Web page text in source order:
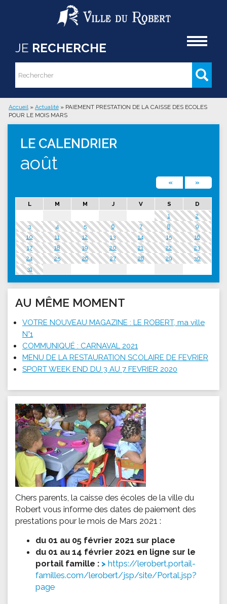
Aller au contenu principal
JE RECHERCHE
Formulaire de recherche
Rechercher
Vous êtes ici
Accueil » Actualité » PAIEMENT PRESTATION DE LA CAISSE DES ECOLES
POUR LE MOIS MARS
LE CALENDRIER
août
« »
L M M J V S
D
1
2
3
4 5 6 7 8
9
10
11 12 13 14 15
16
17
18 19 20 21 22
23
24
25 26 27 28 29
30
31
AU MÊME MOMENT
VOTRE NOUVEAU MAGAZINE : LE ROBERT, ma ville
N°1
COMMUNIQUÉ : CARNAVAL 2021
MENU DE LA RESTAURATION SCOLAIRE DE FEVRIER
SPORT WEEK END DU 3 AU 7 FEVRIER 2020
Chers parents, la caisse des écoles de la ville du
Robert vous informe des dates de paiement des
prestations pour le mois de Mars 2021 :
du 01 au 05 février 2021 sur place
du 01 au 14 février 2021 en ligne sur le
portail famille :
https://lerobert.portail-
familles.com/lerobert/jsp/site/Portal.jsp?
page